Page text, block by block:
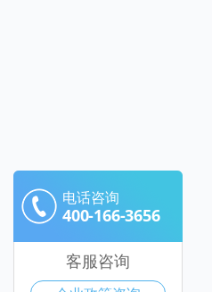
电话咨询
400-166-3656
客服咨询